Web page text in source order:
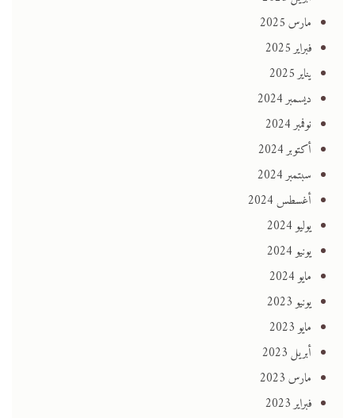
مارس 2025
فبراير 2025
يناير 2025
ديسمبر 2024
نوفمبر 2024
أكتوبر 2024
سبتمبر 2024
أغسطس 2024
يوليو 2024
يونيو 2024
مايو 2024
يونيو 2023
مايو 2023
أبريل 2023
مارس 2023
فبراير 2023